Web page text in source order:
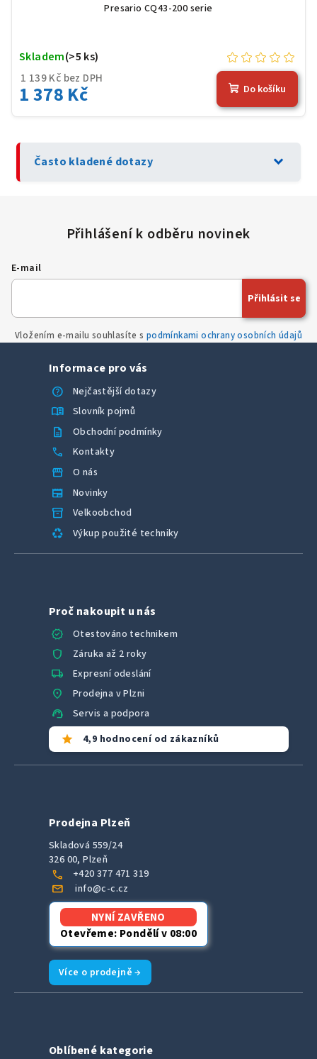
Presario CQ43-200 serie
1 139 Kč bez DPH
1 378 Kč
Skladem(>5 ks)
Do košíku
Často kladené dotazy expand_more
E-mail
Vložením e-mailu souhlasíte s podmínkami ochrany osobních údajů
Přihlásit se
Informace pro vás
help
Nejčastější dotazy
menu_book Slovník pojmů
description Obchodní podmínky
call Kontakty
storefront O nás
newspaper Novinky
inventory_2 Velkoobchod
recycling Výkup použité techniky
Proč nakoupit u nás
verified
Otestováno technikem
shield Záruka až 2 roky
local_shipping Expresní odeslání
location_on Prodejna v Plzni
support_agent Servis a podpora
star 4,9 hodnocení od zákazníků
Prodejna Plzeň
Skladová 559/24
326 00, Plzeň
call +420 377 471 319
mail info@c-c.cz
NYNÍ ZAVŘENO
Otevřeme: Pondělí v 08:00
Více o prodejně →
Oblíbené kategorie